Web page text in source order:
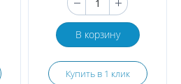
В корзину
Купить в 1 клик